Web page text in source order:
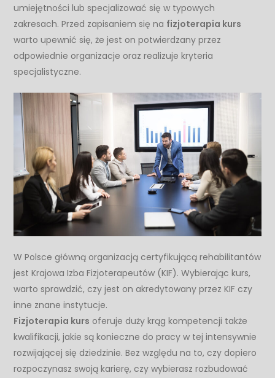
umiejętności lub specjalizować się w typowych
zakresach. Przed zapisaniem się na fizjoterapia kurs
warto upewnić się, że jest on potwierdzany przez
odpowiednie organizacje oraz realizuje kryteria
specjalistyczne.
W Polsce główną organizacją certyfikującą rehabilitantów
jest Krajowa Izba Fizjoterapeutów (KIF). Wybierając kurs,
warto sprawdzić, czy jest on akredytowany przez KIF czy
inne znane instytucje.
Fizjoterapia kurs oferuje duży krąg kompetencji także
kwalifikacji, jakie są konieczne do pracy w tej intensywnie
rozwijającej się dziedzinie. Bez względu na to, czy dopiero
rozpoczynasz swoją karierę, czy wybierasz rozbudować